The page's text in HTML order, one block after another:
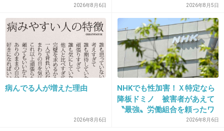
15. 匿名2026/06/03(水) 17:05:36
>>11
肘掛けと座面の角の部分にふわふわのクッショ
ン置いたら良い感じにフィットするんだよ
+31 -0
2026年8月6日 2026年8月5日
病んでる人が増えた理由
2026年8月6日
NHKでも性加害！Ｘ特定なら
降板ドミノ 被害者があえて
〝最強〟労働組合を頼ったワ
2026年8月6日